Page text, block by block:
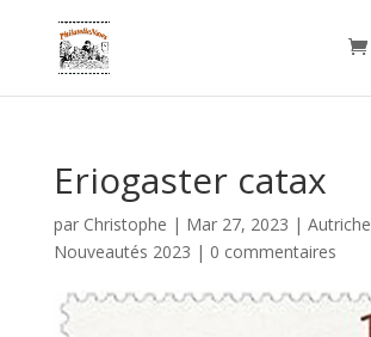
Eriogaster catax
par Christophe | Mar 27, 2023 | Autriche
Nouveautés 2023 | 0 commentaires